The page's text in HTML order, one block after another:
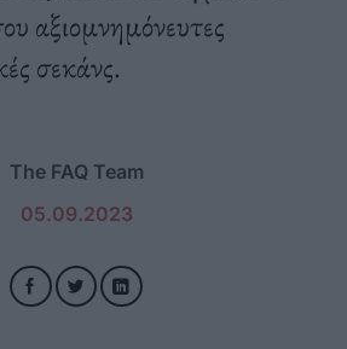
αξιομνημόνευτες
σεκάνς.
The FAQ Team
05.09.2023